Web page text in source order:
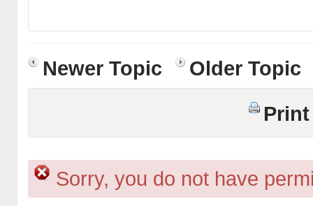
Newer Topic
Older Topic
Sorry, you do not have